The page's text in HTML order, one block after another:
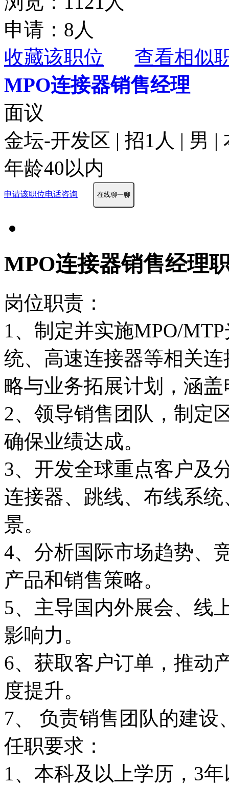
申请：8人
收藏该职位
查看相似
MPO连接器销售经理
面议
金坛-开发区 | 招1人 | 男
年龄40以内
申请该职位电话咨询 在线聊一聊
MPO连接器销售经理
岗位职责：
1、制定并实施MPO/
统、高速连接器等相关
略与业务拓展计划，涵
2、领导销售团队，制定
确保业绩达成。​
3、开发全球重点客户及
连接器、跳线、布线系
景。 ​
4、分析国际市场趋势、
产品和销售策略。 ​
5、主导国内外展会、线
影响力。 ​
6、获取客户订单，推动
度提升。
​7、 负责销售团队的建
任职要求：
1、本科及以上学历，3